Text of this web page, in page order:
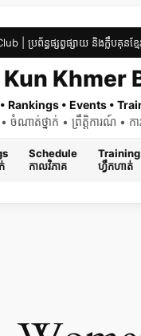
ព័ន្ធផ្សព្វផ្សាយ និងក្លឹបគុនខ្មែរផ្
Kun Khmer
Rankings • Events •
• ចំណាត់ថ្នាក់ • ព្រឹត្តិការណ៍ •
Schedule
កាលវិភាគ
Training
ហ្វឹកហាត់